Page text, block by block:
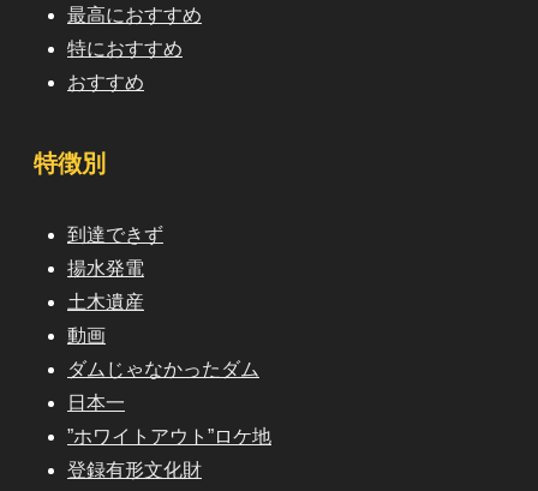
最高におすすめ
特におすすめ
おすすめ
特徴別
到達できず
揚水発電
土木遺産
動画
ダムじゃなかったダム
日本一
”ホワイトアウト”ロケ地
登録有形文化財